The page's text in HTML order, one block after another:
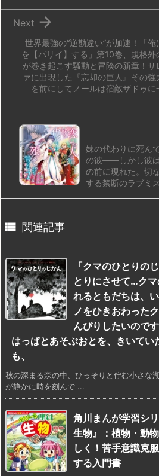
世界最強の“逆勘違い”が加速！「俺
を【パリイ】する」第10巻、規格外
が巻き起こす騒動と冒険の新章！サ
ァに出現した『忘却の巨人』その強
を前にしてノールは宿敵ザドゥ

Next
妹の代わりに死ん
の彼――しかし彼
の前に現れた。切
する禁断のラブミ
 関連記事
「クマのひとりの
とりにさせて…クマ
れるともだちは、
ノをひきおわった
んびりしたいので
はっぱとあそぶおとを、きいてい
も、
秋の深まる森の中、ひっそりと佇む小さな
が静かに時を刻んで ...
角川まんが学習シ
生物』：植物・動
しく！苦手意識克
する入門書